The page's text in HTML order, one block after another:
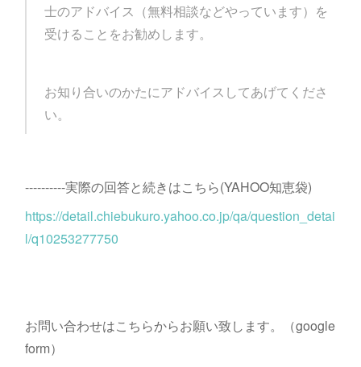
士のアドバイス（無料相談などやっています）を
受けることをお勧めします。
お知り合いのかたにアドバイスしてあげてくださ
い。
----------実際の回答と続きはこちら(YAHOO知恵袋)
https://detail.chiebukuro.yahoo.co.jp/qa/question_detai
l/q10253277750
お問い合わせはこちらからお願い致します。（google
form）